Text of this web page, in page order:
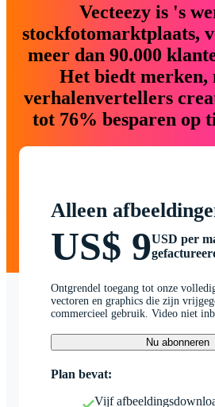
Vecteezy is 's
stockfotomarktplaats,
meer dan 90.000
Het biedt merken,
verhalenvertellers
tot 76% besparen op
Alleen
US$ 9USD per
Ontgrendel toegang tot onze
vectoren en graphics die zijn
commercieel gebruik. Video niet
Nu abonneren
Plan bevat:
Vijf